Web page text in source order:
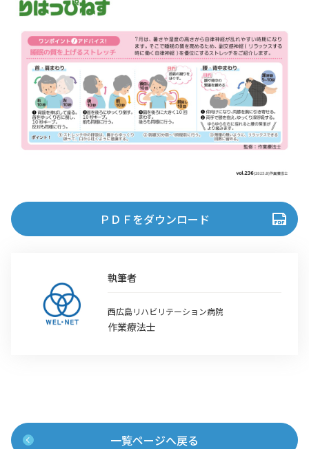
ＰＤＦをダウンロード
執筆者
西広島リハビリテーション病院
作業療法士
一覧ページへ戻る